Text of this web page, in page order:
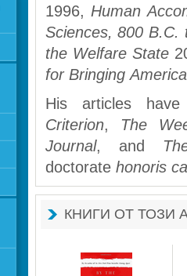
1996, Human
Sciences, 800 B.C.
the Welfare State
for Bringing
His articles
Criterion,
The
Journal, and
doctorate honoris
КНИГИ ОТ ТОЗИ